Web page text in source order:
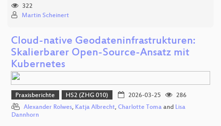
322
Martin Scheinert
Cloud-native Geodateninfrastrukturen:
Skalierbarer Open-Source-Ansatz mit
Kubernetes
Praxisberichte HS2 (ZHG 010) 2026-03-25
286
Alexander Rolwes, Katja Albrecht, Charlotte Toma and Lisa
Dannhorn